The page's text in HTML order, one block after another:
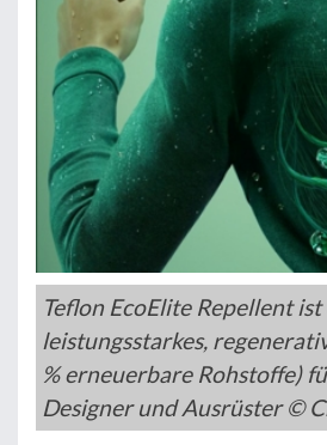
Teflon EcoElite Repellent ist
leistungsstarkes,
% erneuerbare Rohstoffe)
Designer und Ausrüster ©